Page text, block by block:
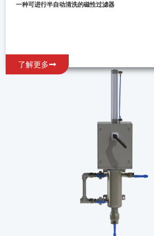
一种可进行半自动清洗的磁性过滤器
了解更多